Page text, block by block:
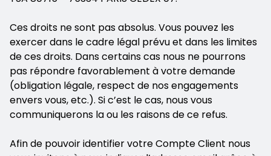
Ces droits ne sont pas absolus. Vous pouvez les
exercer dans le cadre légal prévu et dans les limites
de ces droits. Dans certains cas nous ne pourrons
pas répondre favorablement à votre demande
(obligation légale, respect de nos engagements
envers vous, etc.). Si c’est le cas, nous vous
communiquerons la ou les raisons de ce refus.
Afin de pouvoir identifier votre Compte Client nous